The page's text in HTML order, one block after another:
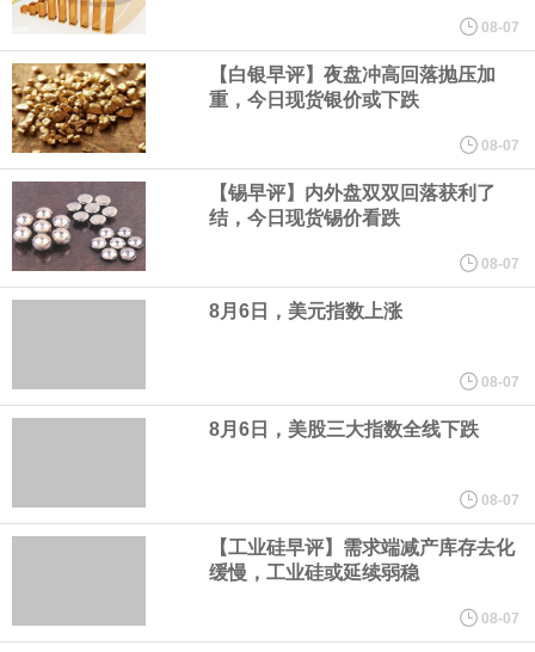
英国7月Halifax季调后房价指数月率 0%，预期0.1%，前值0.2%
纽约期金突破4340美元/盎司，日内涨0.94%。
美国国会预算办公室（CBO）于当地时间5日发布报告称，美国海军
计划建造的15艘核动力“特朗普级”（Trump-class）战列舰，从研发
到采购的总费用可能高达2750亿美元，为美国有史以来最昂贵的水
面战舰项目之一。 根据CBO的初步估算，首舰造价约234亿美元，
08-07
【白银早评】夜盘冲高回落抛压加
重，今日现货银价或下跌
08-07
【锡早评】内外盘双双回落获利了
结，今日现货锡价看跌
08-07
8月6日，美元指数上涨
08-07
8月6日，美股三大指数全线下跌
08-07
【工业硅早评】需求端减产库存去化
缓慢，工业硅或延续弱稳
08-07